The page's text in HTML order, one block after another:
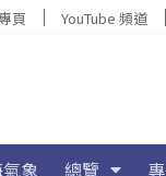
頁 YouTube 頻道
象 總覽